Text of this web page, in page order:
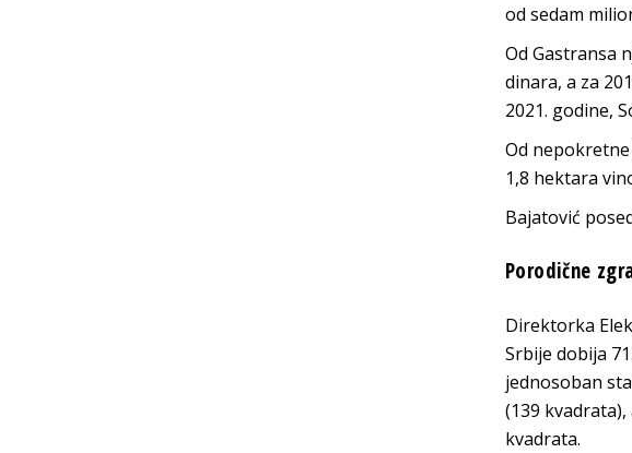
od sedam
Od Gastransa
dinara, a za
2021. godine,
Od
1,8 hektara
Bajatović
Porodične
Direktorka
Srbije dobija
jednosoban
(139
kvadrata.